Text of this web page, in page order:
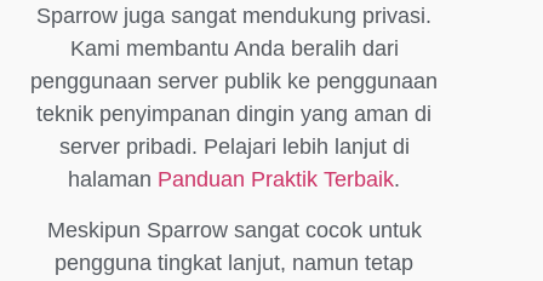
Sparrow juga sangat mendukung privasi.
Kami membantu Anda beralih dari
penggunaan server publik ke penggunaan
teknik penyimpanan dingin yang aman di
server pribadi. Pelajari lebih lanjut di
halaman Panduan Praktik Terbaik.
Meskipun Sparrow sangat cocok untuk
pengguna tingkat lanjut, namun tetap